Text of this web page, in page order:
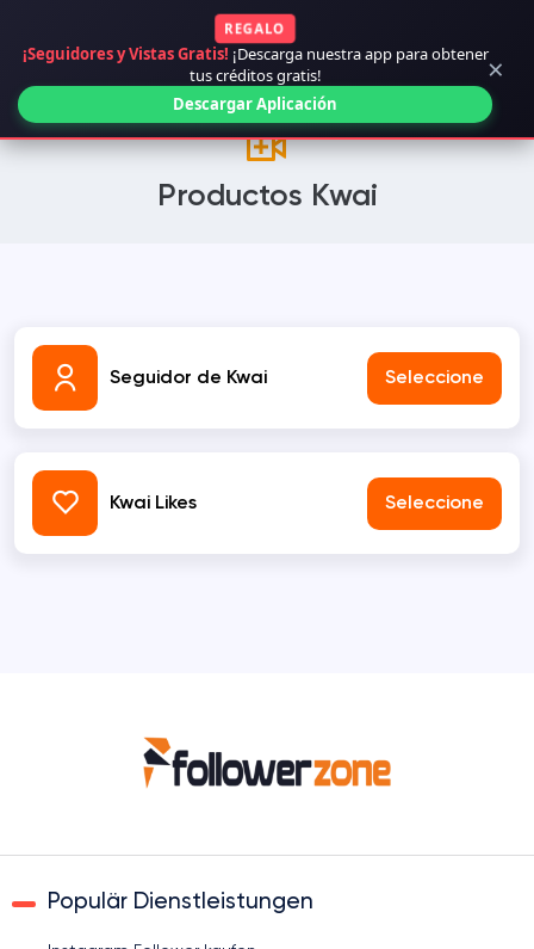
REGALO
¡Seguidores y Vistas Gratis! ¡Descarga nuestra app para obtener
tus créditos gratis!
Descargar Aplicación
×
Productos Kwai
Seguidor de Kwai Seleccione
Kwai Likes Seleccione
Populär Dienstleistungen